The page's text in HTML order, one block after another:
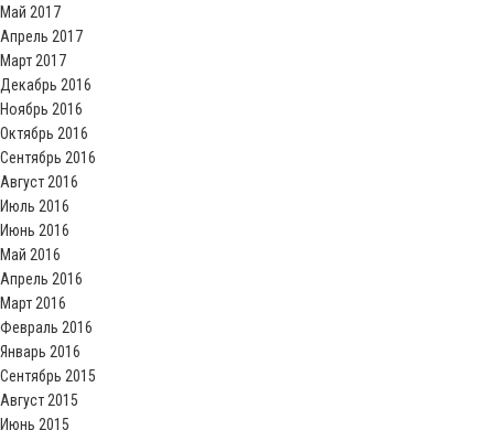
Май 2017
Апрель 2017
Март 2017
Декабрь 2016
Ноябрь 2016
Октябрь 2016
Сентябрь 2016
Август 2016
Июль 2016
Июнь 2016
Май 2016
Апрель 2016
Март 2016
Февраль 2016
Январь 2016
Сентябрь 2015
Август 2015
Июнь 2015